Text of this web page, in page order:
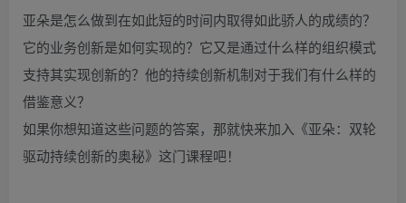
亚朵是怎么做到在如此短的时间内取得如此骄人的成绩的？
它的业务创新是如何实现的？它又是通过什么样的组织模式
支持其实现创新的？他的持续创新机制对于我们有什么样的
借鉴意义？
如果你想知道这些问题的答案，那就快来加入《亚朵：双轮
驱动持续创新的奥秘》这门课程吧！